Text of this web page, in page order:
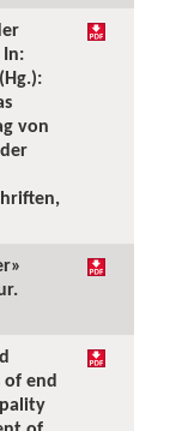
von
of end